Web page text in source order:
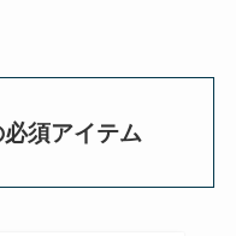
須アイテム